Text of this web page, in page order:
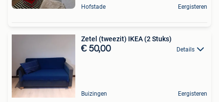
Hofstade Eergisteren
Zetel (tweezit) IKEA (2 Stuks)
€ 50,00 Details
Buizingen Eergisteren